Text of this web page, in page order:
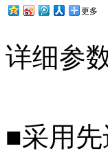
更多
详细参
■采用